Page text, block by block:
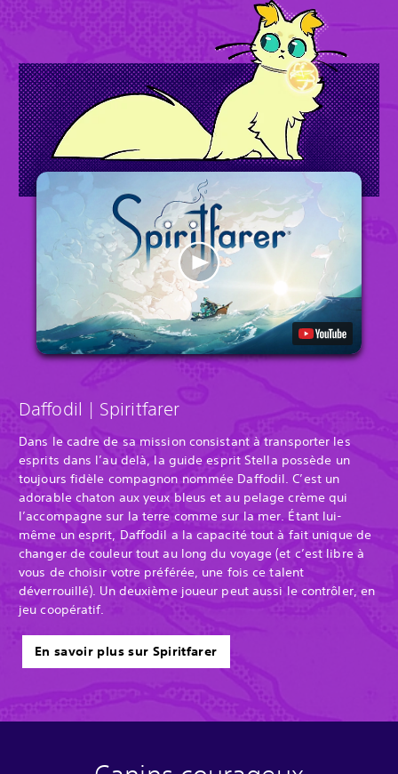
Daffodil | Spiritfarer
Dans le cadre de sa mission consistant à transporter les
esprits dans l’au delà, la guide esprit Stella possède un
toujours fidèle compagnon nommée Daffodil. C’est un
adorable chaton aux yeux bleus et au pelage crème qui
l’accompagne sur la terre comme sur la mer. Étant lui-
même un esprit, Daffodil a la capacité tout à fait unique de
changer de couleur tout au long du voyage (et c’est libre à
vous de choisir votre préférée, une fois ce talent
déverrouillé). Un deuxième joueur peut aussi le contrôler, en
jeu coopératif.
En savoir plus sur Spiritfarer